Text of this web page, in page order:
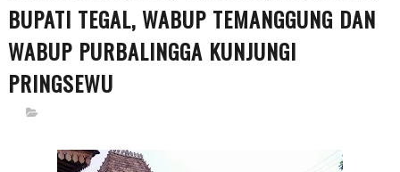
BUPATI TEGAL, WABUP TEMANGGUNG DAN
WABUP PURBALINGGA KUNJUNGI
PRINGSEWU